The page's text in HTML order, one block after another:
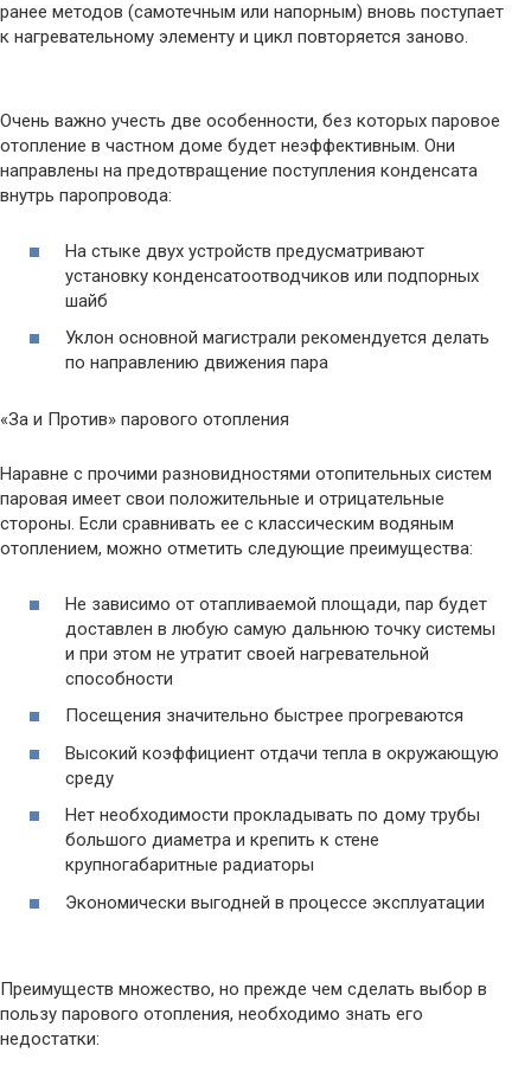
ранее методов (самотечным или напорным) вновь поступает
к нагревательному элементу и цикл повторяется заново.
Очень важно учесть две особенности, без которых паровое
отопление в частном доме будет неэффективным. Они
направлены на предотвращение поступления конденсата
внутрь паропровода:
На стыке двух устройств предусматривают
установку конденсатоотводчиков или подпорных
шайб
Уклон основной магистрали рекомендуется делать
по направлению движения пара
«За и Против» парового отопления
Наравне с прочими разновидностями отопительных систем
паровая имеет свои положительные и отрицательные
стороны. Если сравнивать ее с классическим водяным
отоплением, можно отметить следующие преимущества:
Не зависимо от отапливаемой площади, пар будет
доставлен в любую самую дальнюю точку системы
и при этом не утратит своей нагревательной
способности
Посещения значительно быстрее прогреваются
Высокий коэффициент отдачи тепла в окружающую
среду
Нет необходимости прокладывать по дому трубы
большого диаметра и крепить к стене
крупногабаритные радиаторы
Экономически выгодней в процессе эксплуатации
Преимуществ множество, но прежде чем сделать выбор в
пользу парового отопления, необходимо знать его
недостатки: